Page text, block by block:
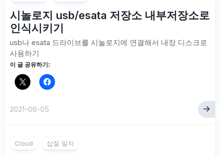
시놀로지 usb/esata 저장소 내부저장소로
인식시키기
usb나 esata 드라이브를 시놀로지에 연결해서 내장 디스크로
사용하기
이 글 공유하기:
2021-06-05
Cloud 삽질 일지